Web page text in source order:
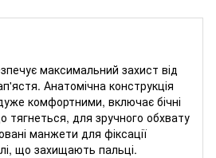
максимальний захист від
Анатомічна конструкція
комфортними, включає бічні
тягнеться, для зручного обхвату
манжети для фіксації
що захищають пальці.